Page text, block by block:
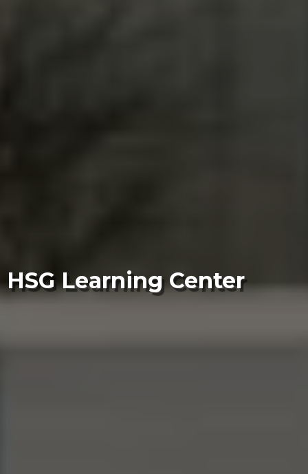
HSG Learning Center